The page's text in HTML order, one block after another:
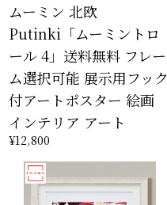
ムーミン 北欧
Putinki「ムーミントロ
ール 4」送料無料 フレー
ム選択可能 展示用フック
付アートポスター 絵画
インテリア アート
¥12,800